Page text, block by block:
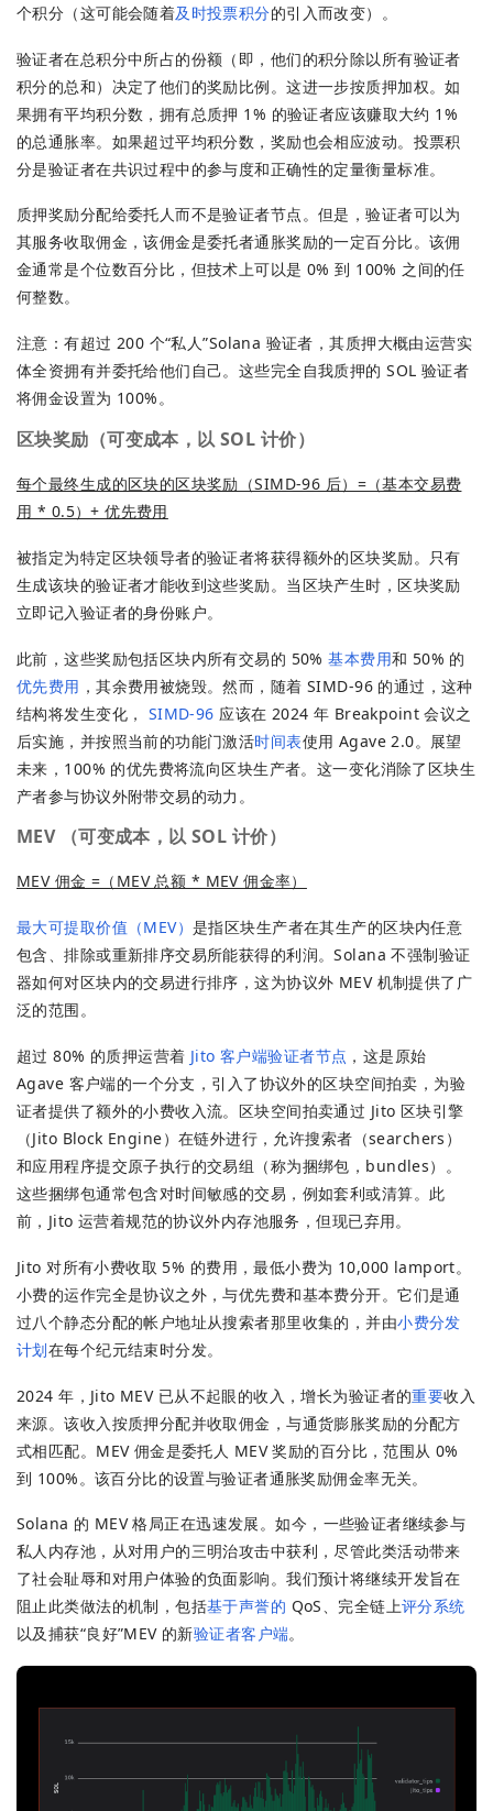
个积分（这可能会随着及时投票积分的引入而改变）。
验证者在总积分中所占的份额（即，他们的积分除以所有验证者
积分的总和）决定了他们的奖励比例。这进一步按质押加权。如
果拥有平均积分数，拥有总质押 1% 的验证者应该赚取大约 1%
的总通胀率。如果超过平均积分数，奖励也会相应波动。投票积
分是验证者在共识过程中的参与度和正确性的定量衡量标准。
质押奖励分配给委托人而不是验证者节点。但是，验证者可以为
其服务收取佣金，该佣金是委托者通胀奖励的一定百分比。该佣
金通常是个位数百分比，但技术上可以是 0% 到 100% 之间的任
何整数。
注意：有超过 200 个“私人”Solana 验证者，其质押大概由运营实
体全资拥有并委托给他们自己。这些完全自我质押的 SOL 验证者
将佣金设置为 100%。
区块奖励 （可变成本，以 SOL 计价）
每个最终生成的区块的区块奖励（SIMD-96 后）=（基本交易费
用 * 0.5）+ 优先费用
被指定为特定区块领导者的验证者将获得额外的区块奖励。只有
生成该块的验证者才能收到这些奖励。当区块产生时，区块奖励
立即记入验证者的身份账户。
此前，这些奖励包括区块内所有交易的 50%基本费用和 50% 的
优先费用 ，其余费用被烧毁。然而，随着 SIMD-96 的通过，这种
结构将发生变化， SIMD-96 应该在 2024 年 Breakpoint 会议之
后实施，并按照当前的功能门激活时间表使用 Agave 2.0。展望
未来，100% 的优先费将流向区块生产者。这一变化消除了区块生
产者参与协议外附带交易的动力。
MEV（可变成本，以 SOL 计价）
MEV 佣金 =（MEV 总额 * MEV 佣金率）
最大可提取价值（MEV）是指区块生产者在其生产的区块内任意
包含、排除或重新排序交易所能获得的利润。Solana 不强制验证
器如何对区块内的交易进行排序，这为协议外 MEV 机制提供了广
泛的范围。
超过 80% 的质押运营着 Jito 客户端验证者节点 ，这是原始
Agave 客户端的一个分支，引入了协议外的区块空间拍卖，为验
证者提供了额外的小费收入流。区块空间拍卖通过 Jito 区块引擎
（Jito Block Engine）在链外进行，允许搜索者（searchers）
和应用程序提交原子执行的交易组（称为捆绑包，bundles）。
这些捆绑包通常包含对时间敏感的交易，例如套利或清算。此
前，Jito 运营着规范的协议外内存池服务，但现已弃用。
Jito 对所有小费收取 5% 的费用，最低小费为 10,000 lamport。
小费的运作完全是协议之外，与优先费和基本费分开。它们是通
过八个静态分配的帐户地址从搜索者那里收集的，并由小费分发
计划在每个纪元结束时分发。
2024 年，Jito MEV 已从不起眼的收入，增长为验证者的重要收入
来源。该收入按质押分配并收取佣金，与通货膨胀奖励的分配方
式相匹配。MEV 佣金是委托人 MEV 奖励的百分比，范围从 0%
到 100%。该百分比的设置与验证者通胀奖励佣金率无关。
Solana 的 MEV 格局正在迅速发展。如今，一些验证者继续参与
私人内存池，从对用户的三明治攻击中获利，尽管此类活动带来
了社会耻辱和对用户体验的负面影响。我们预计将继续开发旨在
阻止此类做法的机制，包括基于声誉的 QoS、完全链上评分系统
以及捕获“良好”MEV 的新验证者客户端。